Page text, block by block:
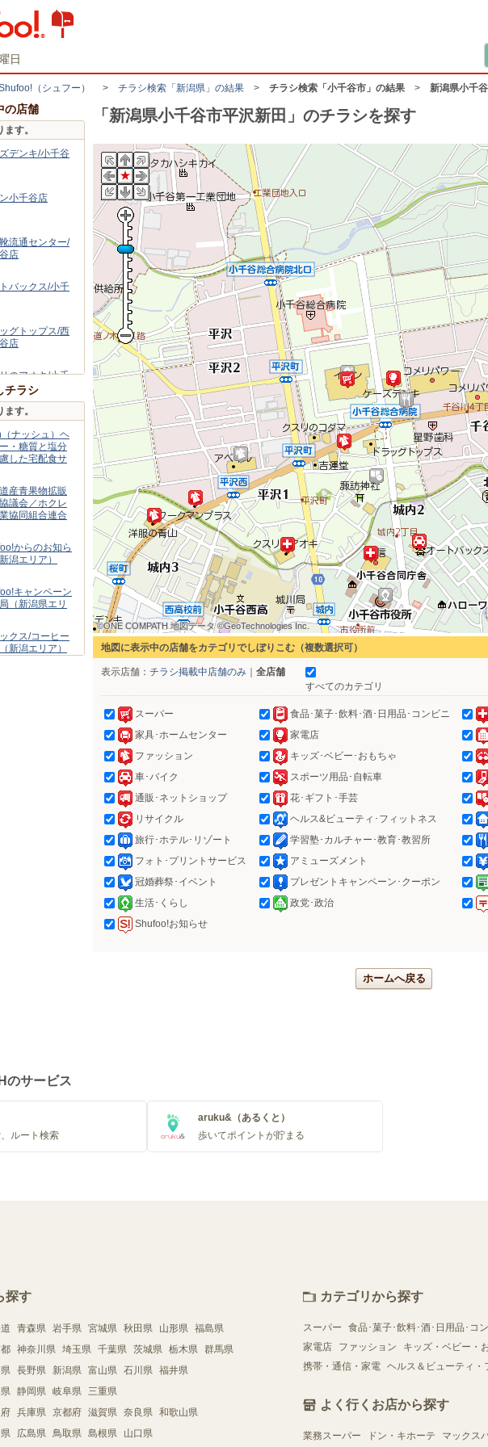
日
（シュフー） > チラシ検索「新潟県」の結果 > チラシ検索「小千谷市」の結果 > 新潟県小千
「新潟県小千谷市平沢新田」のチラシを探す
©ONE COMPATH 地図データ ©GeoTechnologies Inc.
©ONE COMPATH 地図データ ©GeoTechnologies Inc.
©ONE COMPATH 地図データ ©GeoTechnologies Inc.
©ONE COMPATH 地図データ ©GeoTechnologies Inc.
©ONE COMPATH 地図データ ©GeoTechnologies Inc.
©ONE COMPATH 地図データ ©GeoTechnologies Inc.
©ONE COMPATH 地図データ ©GeoTechnologies Inc.
©ONE COMPATH 地図データ ©GeoTechnologies Inc.
©ONE COMPATH 地図データ ©GeoTechnologies Inc.
地図に表示中の店舗をカテゴリでしぼりこむ（複数選択可）
表示店舗： チラシ掲載中店舗のみ
全店舗
すべてのカテゴリ
スーパー 食品･菓子･飲料･酒･日用品･コンビニ
家具･ホームセンター
家電店
ファッション
キッズ･ベビー･おもちゃ
車･バイク
スポーツ用品･自転車
通販･ネットショップ
花･ギフト･手芸
リサイクル
ヘルス&ビューティ･フィットネス
旅行･ホテル･リゾート
学習塾･カルチャー･教育･教習所
フォト･プリントサービス
アミューズメント
冠婚葬祭･イベント
プレゼントキャンペーン･クーポン
生活･くらし
政党･政治
Shufoo!お知らせ
ホームへ戻る
の店舗
す。
デンキ/小千谷
小千谷店
流通センター/
店
バックス/小千
グトップス/西
店
のアオキ/小千
マンプラス小
青山/小千谷
チラシ
す。
ナッシュ）ヘ
・糖質と塩分
した宅配食サ
産青果物拡販
議会／ホクレ
協同組合連合
からのお知ら
潟エリア）
キャンペーン
（新潟県エリ
クス/コーヒー
新潟エリア）
のサービス
ルート検索
aruku&（あるくと）
歩いてポイントが貯まる
探す
青森県 岩手県 宮城県 秋田県 山形県 福島県
神奈川県 埼玉県 千葉県 茨城県 栃木県 群馬県
長野県 新潟県 富山県 石川県 福井県
静岡県 岐阜県 三重県
兵庫県 京都府 滋賀県 奈良県 和歌山県
広島県 鳥取県 島根県 山口県
カテゴリから探す
スーパー 食品･菓子･飲料･酒･日用品･コ
家電店
ファッション キッズ・ベビー・
携帯・通信・家電 ヘルス＆ビューティ・
よく行くお店から探す
業務スーパー ドン・キホーテ マックス